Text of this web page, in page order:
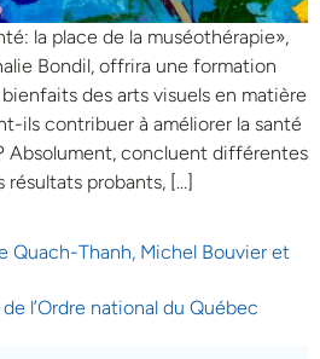
la place de la muséothérapie»,
Bondil, offrira une formation
des arts visuels en matière
ils contribuer à améliorer la santé
Absolument, concluent différentes
probants, […]
Quach-Thanh, Michel Bouvier et
l’Ordre national du Québec